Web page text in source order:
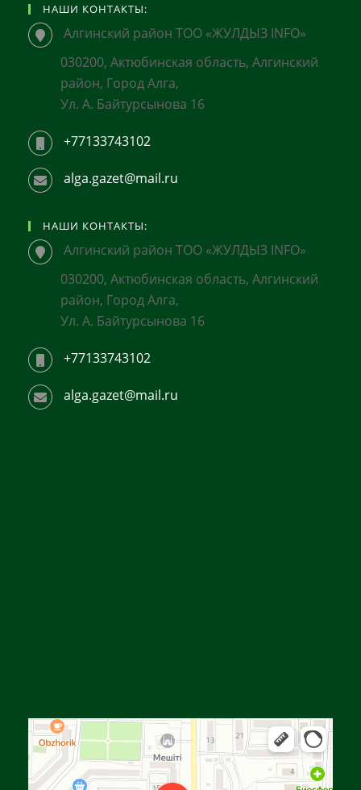
НАШИ КОНТАКТЫ:
Алгинский район ТОО «ЖУЛДЫЗ INFO»
030200, Актюбинская область, Алгинский
район, Город Алга,
Ул. А. Байтурсынова 16
+77133743102
alga.gazet@mail.ru
НАШИ КОНТАКТЫ:
Алгинский район ТОО «ЖУЛДЫЗ INFO»
030200, Актюбинская область, Алгинский
район, Город Алга,
Ул. А. Байтурсынова 16
+77133743102
alga.gazet@mail.ru
Улица Байтурсынова, 16 — Яндекс Карты